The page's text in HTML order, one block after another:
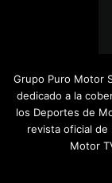
Grupo Puro Motor
dedicado a la
los Deportes de
revista oficial de
Motor